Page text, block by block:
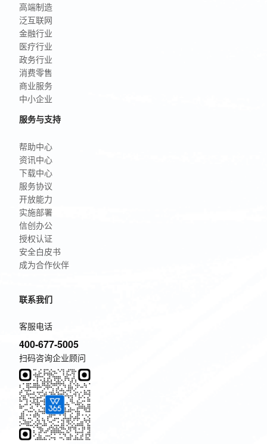
高端制造
泛互联网
金融行业
医疗行业
政务行业
消费零售
商业服务
中小企业
服务与支持
帮助中心
资讯中心
下载中心
服务协议
开放能力
实施部署
信创办公
授权认证
安全白皮书
成为合作伙伴
联系我们
客服电话
400-677-5005
扫码咨询企业顾问